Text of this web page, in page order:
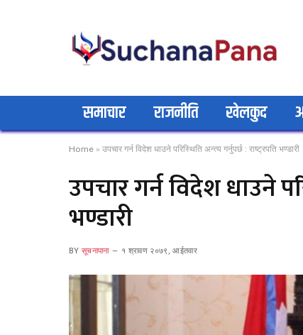
समाचार राजनीति खेलकुद
Home » उपचार गर्न विदेश धाउने परिस्थिति अन्त्य गर्नुपर्छ : राष्ट्रपति भण्डारी
उपचार गर्न विदेश धाउने
भण्डारी
BY सूचनापाना १ श्रावण २०७९, आईतवार